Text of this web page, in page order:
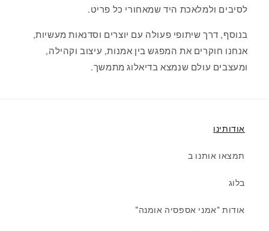
לסיבים ולמלאכת היד שמאחורי כל פריט.
בנוסף, דרך שיתופי פעולה עם יוצרים וסדנאות מעשיות,
אנחנו חוקרים את המפגש בין אמנות, עיצוב וקהילה,
ומעצבים עולם שנמצא בדיאלוג מתמשך.
אודותינו
תמצאו אותנו ב
בלוג
אודות "אמני אספסיה אומנה"